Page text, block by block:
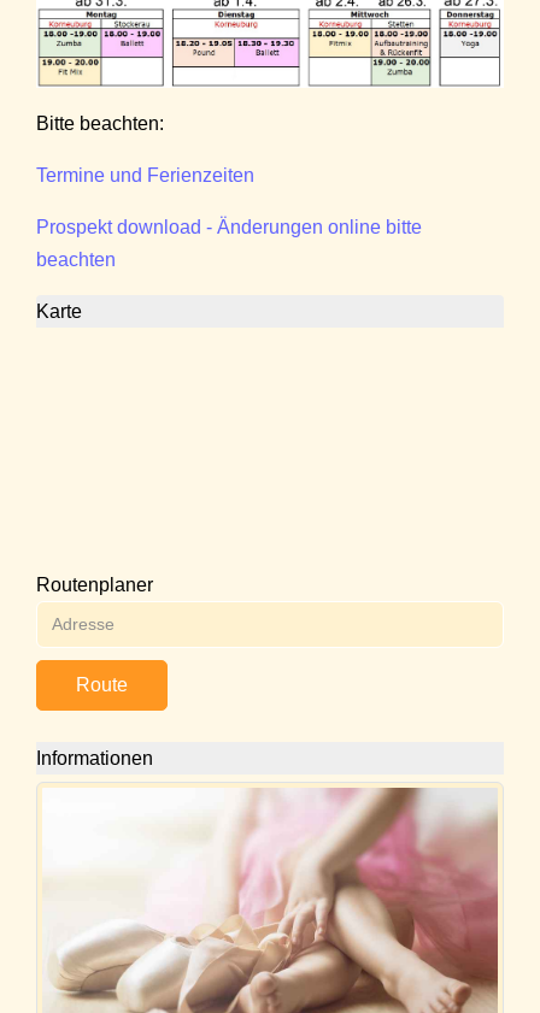
Bitte beachten:
Termine und Ferienzeiten
Prospekt download - Änderungen online bitte
beachten
Karte
Routenplaner
Route
Informationen